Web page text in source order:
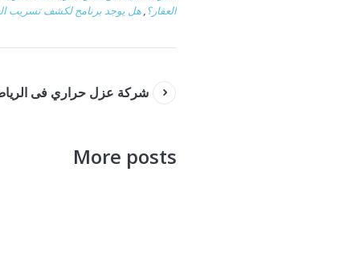
العقار؟,هل يوجد برنامج لكشف تسريب
شركة عزل حراري فى
More posts